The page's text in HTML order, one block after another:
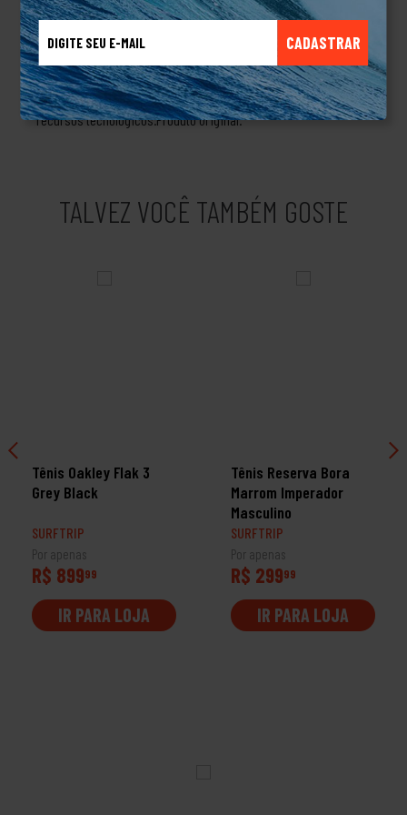
CADASTRAR
carro de corrida e, com o passar do tempo, foi desenvolvendo
mochilas para alpinismo, calçados esportivos e relógios de
pulso. Não demorou para marca expandir para diversas outras
categorias alcançando todo o tipo de público, com produtos
versáteis, funcionais, com design chamativo e diversos
recursos tecnológicos.Produto Original.
TALVEZ VOCÊ TAMBÉM GOSTE
Tênis Oakley Flak 3
Grey Black
SURFTRIP
Por apenas
R$ 89999
IR PARA LOJA
Tênis Reserva Bora
Marrom Imperador
Masculino
SURFTRIP
Por apenas
R$ 29999
IR PARA LOJA